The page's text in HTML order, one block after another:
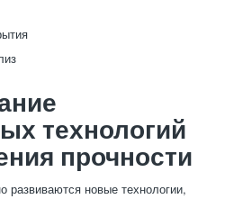
технологий
прочности
развиваются новые технологии,